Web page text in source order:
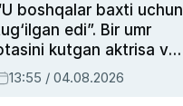
boshqalar baxti uchun
edi”. Bir umr
kutgan aktrisa va
ustasi Rimma
13:55 / 04.08.2026